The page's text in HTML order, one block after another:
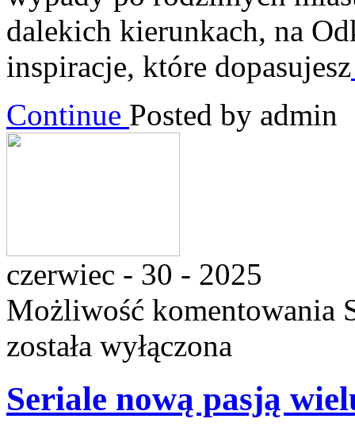
dalekich kierunkach, na
inspiracje, które dopasujesz
Continue Posted by admin
czerwiec - 30 - 2025
Możliwość komentowania
została wyłączona
Seriale nową pasją